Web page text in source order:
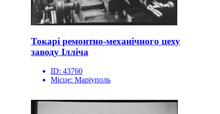
Токарі ремонтно-механічного цеху
заводу Ілліча
ID: 43760
Місце: Маріуполь